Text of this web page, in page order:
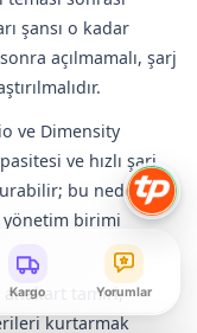
şansı o kadar
açılmamalı, şarj
ve Dimensity
ve hızlı şarj
bu nedenle
yönetim birimi
anakart tamiri,
kurtarmak
Kargo Yorumlar